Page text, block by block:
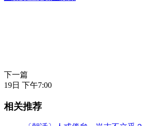
下一篇
19日 下午7:00
相关推荐